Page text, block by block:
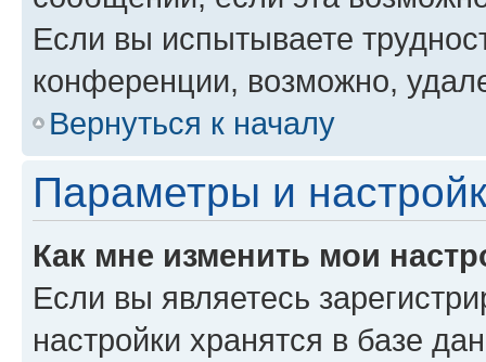
Если вы испытываете
конференции, возможно,
Вернуться к началу
Параметры и
Как мне изменить мои
Если вы являетесь
настройки хранятся в базе